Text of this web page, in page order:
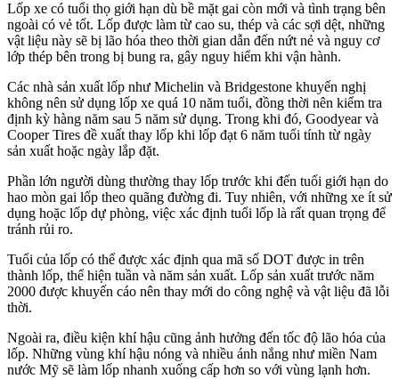
Lốp xe có tuổi thọ giới hạn dù bề mặt gai còn mới và tình trạng bên
ngoài có vẻ tốt. Lốp được làm từ cao su, thép và các sợi dệt, những
vật liệu này sẽ bị lão hóa theo thời gian dẫn đến nứt nẻ và nguy cơ
lớp thép bên trong bị bung ra, gây nguy hiểm khi vận hành.
Các nhà sản xuất lốp như Michelin và Bridgestone khuyến nghị
không nên sử dụng lốp xe quá 10 năm tuổi, đồng thời nên kiểm tra
định kỳ hàng năm sau 5 năm sử dụng. Trong khi đó, Goodyear và
Cooper Tires đề xuất thay lốp khi lốp đạt 6 năm tuổi tính từ ngày
sản xuất hoặc ngày lắp đặt.
Phần lớn người dùng thường thay lốp trước khi đến tuổi giới hạn do
hao mòn gai lốp theo quãng đường đi. Tuy nhiên, với những xe ít sử
dụng hoặc lốp dự phòng, việc xác định tuổi lốp là rất quan trọng để
tránh rủi ro.
Tuổi của lốp có thể được xác định qua mã số DOT được in trên
thành lốp, thể hiện tuần và năm sản xuất. Lốp sản xuất trước năm
2000 được khuyến cáo nên thay mới do công nghệ và vật liệu đã lỗi
thời.
Ngoài ra, điều kiện khí hậu cũng ảnh hưởng đến tốc độ lão hóa của
lốp. Những vùng khí hậu nóng và nhiều ánh nắng như miền Nam
nước Mỹ sẽ làm lốp nhanh xuống cấp hơn so với vùng lạnh hơn.